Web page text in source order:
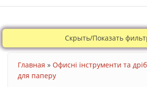
Скрыть/Показать
Ви є тут
Главная » Офисні інструменти та
для паперу